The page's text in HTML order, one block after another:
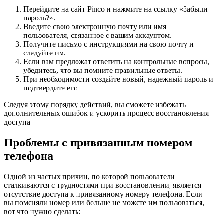
Перейдите на сайт Pinco и нажмите на ссылку «Забыли
пароль?».
Введите свою электронную почту или имя
пользователя, связанное с вашим аккаунтом.
Получите письмо с инструкциями на свою почту и
следуйте им.
Если вам предложат ответить на контрольные вопросы,
убедитесь, что вы помните правильные ответы.
При необходимости создайте новый, надежный пароль и
подтвердите его.
Следуя этому порядку действий, вы сможете избежать
дополнительных ошибок и ускорить процесс восстановления
доступа.
Проблемы с привязанным номером
телефона
Одной из частых причин, по которой пользователи
сталкиваются с трудностями при восстановлении, является
отсутствие доступа к привязанному номеру телефона. Если
вы поменяли номер или больше не можете им пользоваться,
вот что нужно сделать: